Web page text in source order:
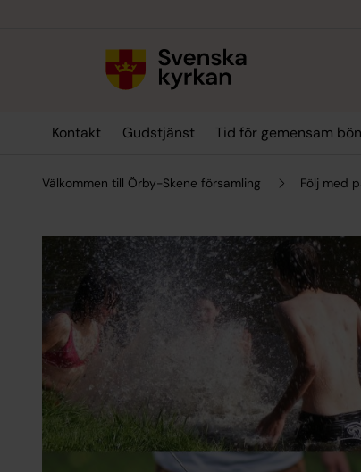
Kontakt Gudstjänst Tid för gemensam bön
Välkommen till Örby-Skene församling Följ med